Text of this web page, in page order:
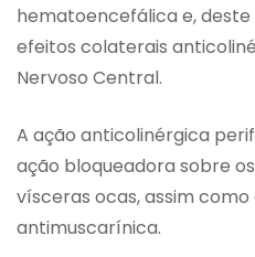
hematoencefálica e,
efeitos colaterais
Nervoso Central.
A ação anticolinérgica
ação bloqueadora sobre
vísceras ocas, assim
antimuscarínica.